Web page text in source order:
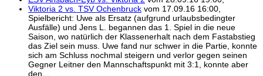
Viktoria 2 vs. TSV Ochenbruck vom 17.09.16 16:00,
Spielbericht: Uwe als Ersatz (aufgrund urlaubsbedingter
Ausfälle) und Jens L. begannen das 1. Spiel in die neue
Saison, wo natürlich der Klassenerhalt nach dem Fastabstieg
das Ziel sein muss. Uwe fand nur schwer in die Partie, konnte
sich am Schluss nochmal steigern und verlor gegen seinen
Gegner Leitner den Mannschaftspunkt mit 3:1, konnte aber
den...